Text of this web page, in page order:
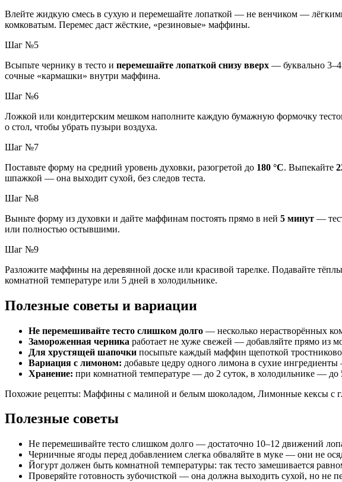
Влейте жидкую смесь в сухую и перемешайте лопаткой — не венчиком —
комковатым. Перемес даст жёсткие, «резиновые» маффины.
Шаг №5
Всыпьте чернику в тесто и перемешайте лопаткой снизу вверх — буквально
сочные «кармашки» внутри маффина.
Шаг №6
Ложкой или кондитерским мешком наполните каждую бумажную формочку
о стол, чтобы убрать пузыри воздуха.
Шаг №7
Поставьте форму на средний уровень духовки, разогретой до 180 °C. Выпекайте
шпажкой — она выходит сухой, без следов теста.
Шаг №8
Выньте форму из духовки и дайте маффинам постоять прямо в ней 5 минут —
или полностью остывшими.
Шаг №9
Разложите маффины на деревянной доске или красивой тарелке. Подавайте
комнатной температуре или 5 дней в холодильнике.
Полезные советы и вариации
Не перемешивайте тесто слишком долго — несколько нерастворённых
Замороженная черника работает не хуже свежей — добавляйте прямо из
Для хрустящей шапочки посыпьте каждый маффин щепоткой
Вариация с лимоном: добавьте цедру одного лимона в сухие
Хранение: при комнатной температуре — до 2 суток, в холодильнике —
Похожие рецепты: Маффины с малиной и белым шоколадом, Лимонные кексы с
Полезные советы
Не перемешивайте тесто слишком долго — достаточно 10–12 движений
Черничные ягоды перед добавлением слегка обваляйте в муке — они не
Йогурт должен быть комнатной температуры: так тесто замешивается
Проверяйте готовность зубочисткой — она должна выходить сухой, но